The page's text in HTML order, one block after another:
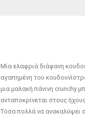
Μία ελαφριά διάφανη
αγαπημένη του
μια μαλακή πάνινη crunchy
ανταποκρίνεται στους
Τόσα πολλά να ανακαλύψει